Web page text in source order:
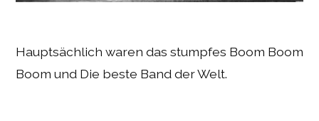
Hauptsächlich waren das stumpfes Boom Boom
Boom und Die beste Band der Welt.